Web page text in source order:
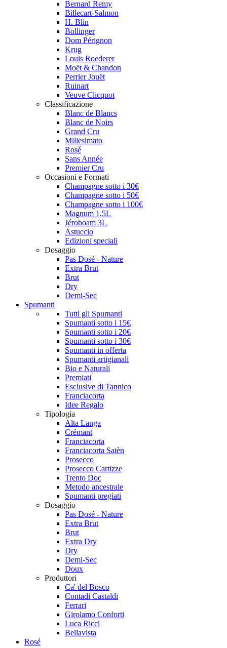
Bernard Remy
Billecart-Salmon
H. Blin
Bollinger
Dom Pérignon
Krug
Louis Roederer
Moët & Chandon
Perrier Jouët
Ruinart
Veuve Clicquot
Classificazione
Blanc de Blancs
Blanc de Noirs
Grand Cru
Millesimato
Rosé
Sans Année
Premier Cru
Occasioni e Formati
Champagne sotto i 30€
Champagne sotto i 50€
Champagne sotto i 100€
Magnum 1,5L
Jéroboam 3L
Astuccio
Edizioni speciali
Dosaggio
Pas Dosé - Nature
Extra Brut
Brut
Dry
Demi-Sec
Spumanti
Tutti gli Spumanti
Spumanti sotto i 15€
Spumanti sotto i 20€
Spumanti sotto i 30€
Spumanti in offerta
Spumanti artigianali
Bio e Naturali
Premiati
Esclusive di Tannico
Franciacorta
Idee Regalo
Tipologia
Alta Langa
Crémant
Franciacorta
Franciacorta Satèn
Prosecco
Prosecco Cartizze
Trento Doc
Metodo ancestrale
Spumanti pregiati
Dosaggio
Pas Dosé - Nature
Extra Brut
Brut
Extra Dry
Dry
Demi-Sec
Doux
Produttori
Ca' del Bosco
Contadi Castaldi
Ferrari
Girolamo Conforti
Luca Ricci
Bellavista
Rosé